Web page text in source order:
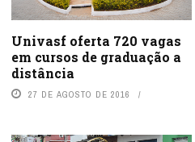
Univasf oferta 720 vagas
em cursos de graduação a
distância
27 DE AGOSTO DE 2016